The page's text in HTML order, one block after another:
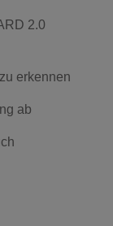
2.0
erkennen
ab